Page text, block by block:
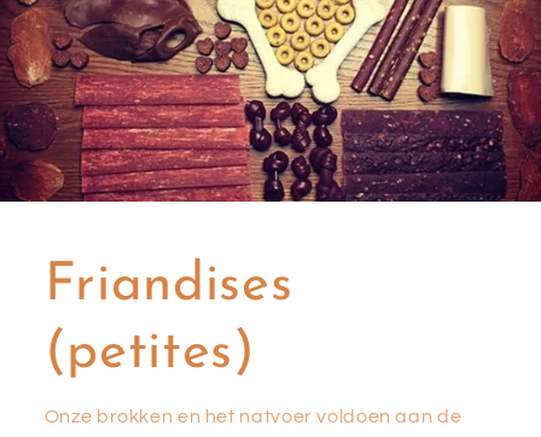
Friandises
(petites)
Onze brokken en het natvoer voldoen aan de